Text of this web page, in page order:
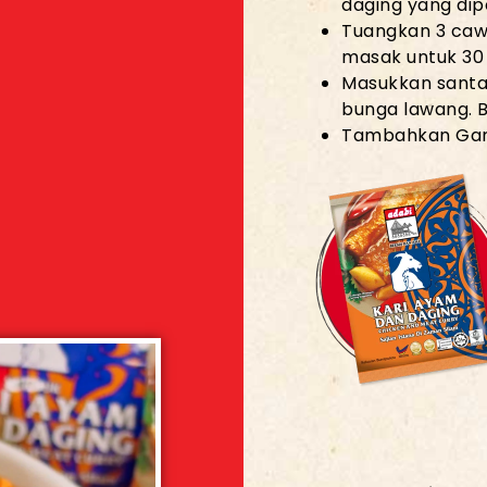
Tuangkan 3
masak untuk
Masukkan
bunga lawang.
Tambahkan